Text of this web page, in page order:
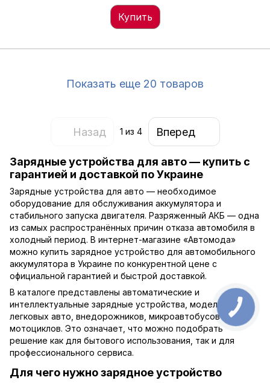
Купить
Показать еще 20 товаров
Назад 1 из 4 Вперед
Зарядные устройства для авто — купить с
гарантией и доставкой по Украине
Зарядные устройства для авто — необходимое
оборудование для обслуживания аккумулятора и
стабильного запуска двигателя. Разряженный АКБ — одна
из самых распространённых причин отказа автомобиля в
холодный период. В интернет-магазине «Автомода»
можно купить зарядное устройство для автомобильного
аккумулятора в Украине по конкурентной цене с
официальной гарантией и быстрой доставкой.
В каталоге представлены автоматические и
интеллектуальные зарядные устройства, модели для
легковых авто, внедорожников, микроавтобусов и
мотоциклов. Это означает, что можно подобрать
решение как для бытового использования, так и для
профессионального сервиса.
Для чего нужно зарядное устройство